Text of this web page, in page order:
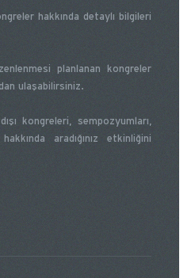
hakkında detaylı bilgileri
planlanan kongreler
ulaşabilirsiniz.
kongreleri, sempozyumları,
aradığınız etkinliğini